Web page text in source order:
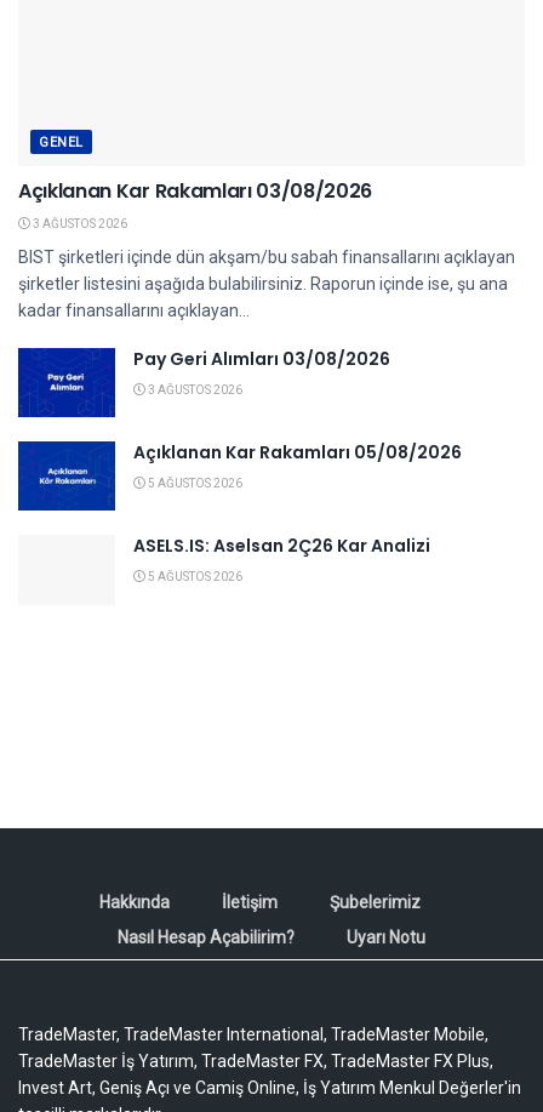
GENEL
Açıklanan Kar Rakamları 03/08/2026
3 AĞUSTOS 2026
BIST şirketleri içinde dün akşam/bu sabah finansallarını açıklayan
şirketler listesini aşağıda bulabilirsiniz. Raporun içinde ise, şu ana
kadar finansallarını açıklayan...
Pay Geri Alımları 03/08/2026
3 AĞUSTOS 2026
Açıklanan Kar Rakamları 05/08/2026
5 AĞUSTOS 2026
ASELS.IS: Aselsan 2Ç26 Kar Analizi
5 AĞUSTOS 2026
Hakkında İletişim
Şubelerimiz
Nasıl Hesap Açabilirim?
Uyarı Notu
TradeMaster, TradeMaster International, TradeMaster Mobile,
TradeMaster İş Yatırım, TradeMaster FX, TradeMaster FX Plus,
Invest Art, Geniş Açı ve Camiş Online, İş Yatırım Menkul Değerler'in